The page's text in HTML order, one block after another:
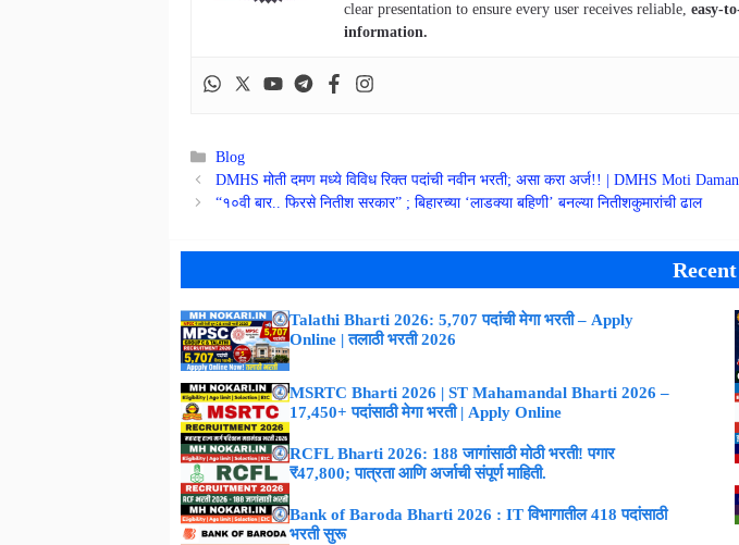
clear presentation to ensure every user receives reliable, easy-
information.
Categories
Blog
DMHS मोती दमण मध्ये विविध रिक्त पदांची नवीन भरती; असा करा अर्ज!! | DMHS Moti
“१०वी बार.. फिरसे नितीश सरकार” ; बिहारच्या ‘लाडक्या बहिणी’ बनल्या नितीशकुमारांची ढाल
Talathi Bharti 2026: 5,707 पदांची मेगा भरती – Apply
Online | तलाठी भरती 2026
MSRTC Bharti 2026 | ST Mahamandal Bharti 2026 –
17,450+ पदांसाठी मेगा भरती | Apply Online
RCFL Bharti 2026: 188 जागांसाठी मोठी भरती! पगार
₹47,800; पात्रता आणि अर्जाची संपूर्ण माहिती.
Bank of Baroda Bharti 2026 : IT विभागातील 418 पदांसाठी
भरती सुरू